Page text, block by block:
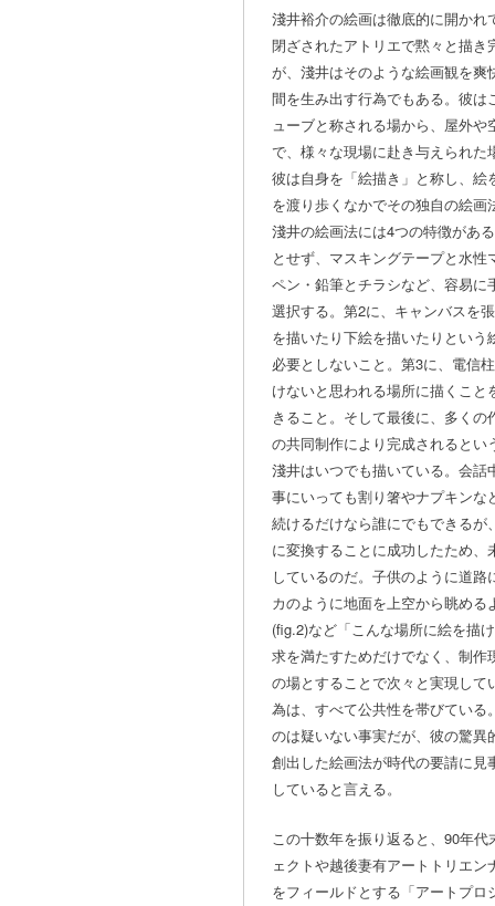
淺井裕介の絵画は徹底的に開か
閉ざされたアトリエで黙々と描
が、淺井はそのような絵画観を
間を生み出す行為でもある。彼
ューブと称される場から、屋外
で、様々な現場に赴き与えられ
彼は自身を「絵描き」と称し、
を渡り歩くなかでその独自の絵画
淺井の絵画法には4つの特徴があ
とせず、マスキングテープと水
ペン・鉛筆とチラシなど、容易
選択する。第2に、キャンバスを
を描いたり下絵を描いたりとい
必要としないこと。第3に、電信
けないと思われる場所に描くこ
きること。そして最後に、多く
の共同制作により完成されるとい
淺井はいつでも描いている。会
事にいっても割り箸やナプキン
続けるだけなら誰にでもできる
に変換することに成功したため
しているのだ。子供のように道
カのように地面を上空から眺め
(fig.2)など「こんな場所に絵を描
求を満たすためだけでなく、制
の場とすることで次々と実現し
為は、すべて公共性を帯びてい
のは疑いない事実だが、彼の驚
創出した絵画法が時代の要請に
していると言える。
この十数年を振り返ると、90年
ェクトや越後妻有アートトリエ
をフィールドとする「アートプ